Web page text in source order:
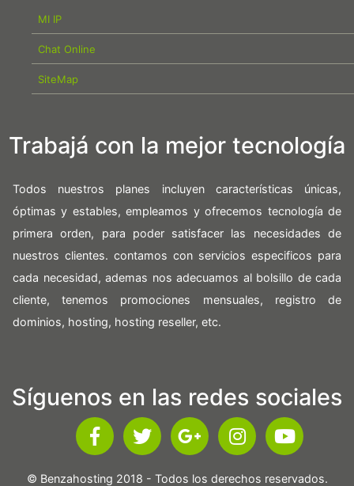
MI IP
Chat Online
SiteMap
Trabajá con la mejor tecnología
Todos nuestros planes incluyen características únicas,
óptimas y estables, empleamos y ofrecemos tecnología de
primera orden, para poder satisfacer las necesidades de
nuestros clientes. contamos con servicios especificos para
cada necesidad, ademas nos adecuamos al bolsillo de cada
cliente, tenemos promociones mensuales, registro de
dominios, hosting, hosting reseller, etc.
Síguenos en las redes sociales
© Benzahosting 2018 - Todos los derechos reservados.